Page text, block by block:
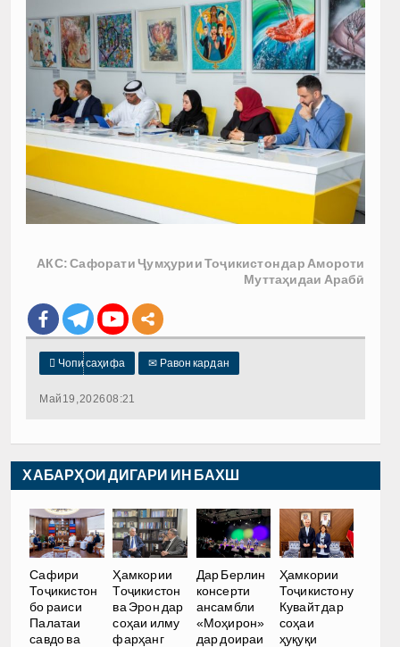
АКС: Сафорати Ҷумҳурии Тоҷикистон дар Амороти
Муттаҳидаи Арабӣ
 Чопи саҳифа ✉ Равон кардан
Май 19, 2026 08:21
ХАБАРҲОИ ДИГАРИ ИН БАХШ
Сафири
Тоҷикистон
бо раиси
Палатаи
савдо ва
Ҳамкории
Тоҷикистон
ва Эрон дар
соҳаи илму
фарҳанг
Дар Берлин
консерти
ансамбли
«Моҳирон»
дар доираи
Ҳамкории
Тоҷикистону
Кувайт дар
соҳаи
ҳуқуқи